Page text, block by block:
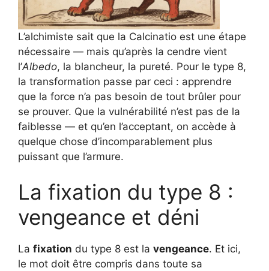
L’alchimiste sait que la Calcinatio est une étape
nécessaire — mais qu’après la cendre vient
l’Albedo, la blancheur, la pureté. Pour le type 8,
la transformation passe par ceci : apprendre
que la force n’a pas besoin de tout brûler pour
se prouver. Que la vulnérabilité n’est pas de la
faiblesse — et qu’en l’acceptant, on accède à
quelque chose d’incomparablement plus
puissant que l’armure.
La fixation du type 8 :
vengeance et déni
La fixation du type 8 est la vengeance. Et ici,
le mot doit être compris dans toute sa